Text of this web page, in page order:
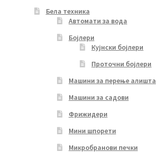
Бела техника
Автомати за вода
Бојлери
Кујнски бојлери
Проточни бојлери
Машини за перење алишта
Машини за садови
Фрижидери
Мини шпорети
Микробранови печки